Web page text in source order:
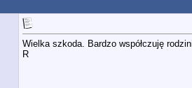
Wielka szkoda. Bardzo współczuję
R